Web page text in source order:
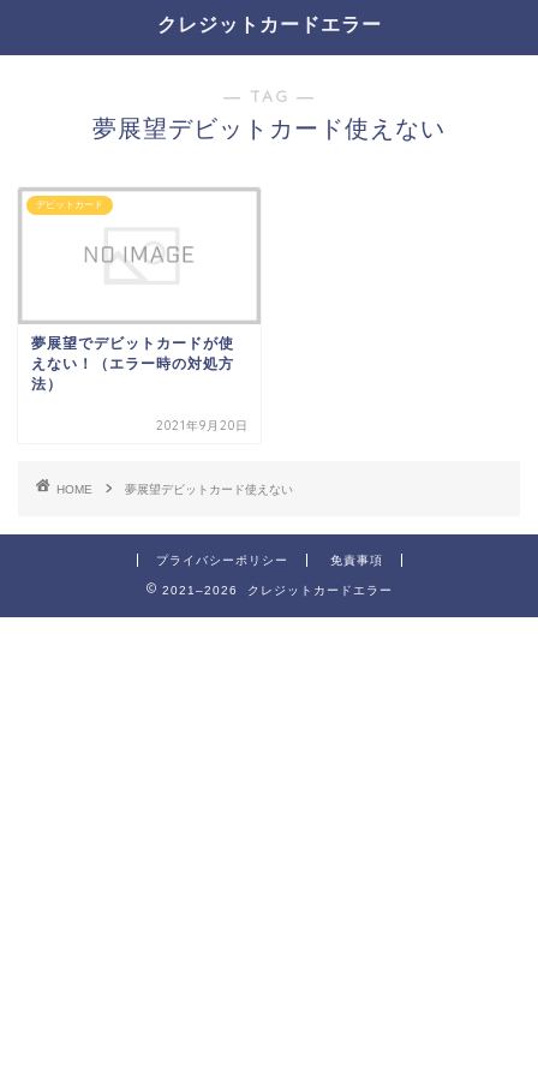
クレジットカードエラー
― TAG ―
夢展望デビットカード使えない
デビットカード
夢展望でデビットカードが使
えない！（エラー時の対処方
法）
2021年9月20日
HOME 夢展望デビットカード使えない
プライバシーポリシー 免責事項
2021–2026 クレジットカードエラー